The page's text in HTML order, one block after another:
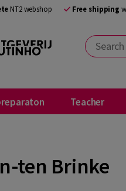
NT2 webshop Free shipping
Search
Teacher
ten Brinke